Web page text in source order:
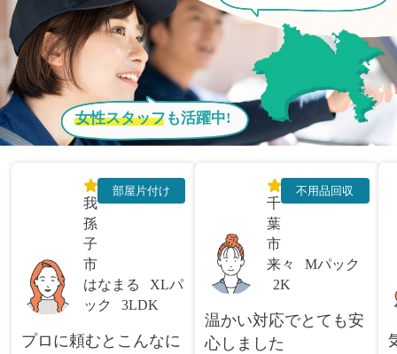
女性スタッフ も活躍中!
我
孫
子
市
はなまる
XLパ
ック
3LDK
部屋片付け
プロに頼むとこんなに
千
葉
市
来々
Mパック
2K
不用品回収
温かい対応でとても安
心しました